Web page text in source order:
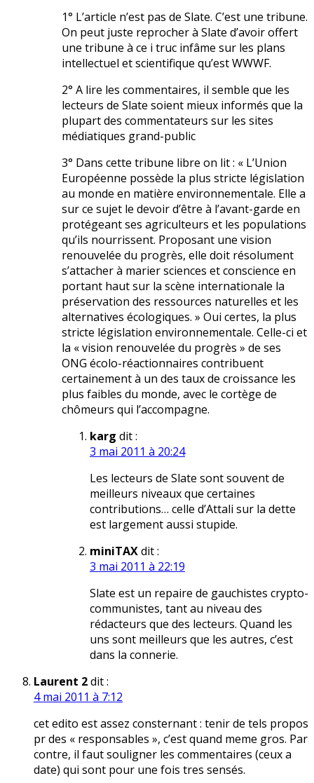
1° L’article n’est pas de Slate. C’est une tribune.
On peut juste reprocher à Slate d’avoir offert
une tribune à ce i truc infâme sur les plans
intellectuel et scientifique qu’est WWWF.
2° A lire les commentaires, il semble que les
lecteurs de Slate soient mieux informés que la
plupart des commentateurs sur les sites
médiatiques grand-public
3° Dans cette tribune libre on lit : « L’Union
Européenne possède la plus stricte législation
au monde en matière environnementale. Elle a
sur ce sujet le devoir d’être à l’avant-garde en
protégeant ses agriculteurs et les populations
qu’ils nourrissent. Proposant une vision
renouvelée du progrès, elle doit résolument
s’attacher à marier sciences et conscience en
portant haut sur la scène internationale la
préservation des ressources naturelles et les
alternatives écologiques. » Oui certes, la plus
stricte législation environnementale. Celle-ci et
la « vision renouvelée du progrès » de ses
ONG écolo-réactionnaires contribuent
certainement à un des taux de croissance les
plus faibles du monde, avec le cortège de
chômeurs qui l’accompagne.
karg dit :
3 mai 2011 à 20:24
Les lecteurs de Slate sont souvent de
meilleurs niveaux que certaines
contributions… celle d’Attali sur la dette
est largement aussi stupide.
miniTAXdit :
3 mai 2011 à 22:19
Slate est un repaire de gauchistes crypto-
communistes, tant au niveau des
rédacteurs que des lecteurs. Quand les
uns sont meilleurs que les autres, c’est
dans la connerie.
Laurent 2dit :
4 mai 2011 à 7:12
cet edito est assez consternant : tenir de tels propos
pr des « responsables », c’est quand meme gros. Par
contre, il faut souligner les commentaires (ceux a
date) qui sont pour une fois tres sensés.